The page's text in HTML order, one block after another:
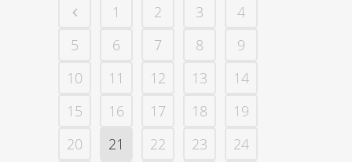
1 2 3
4
5
6 7 8
9
10
11 12 13
14
15
16 17 18
19
20
21 22 23
24